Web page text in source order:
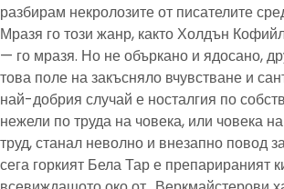
разбирам некролозите от писателите
Мразя го този жанр, както Холдън
— го мразя. Но не объркано и ядосано,
това поле на закъсняло вчувстване и
най-добрия случай е носталгия по
нежели по труда на човека, или човека
труд, станал неволно и внезапно повод
сега горкият Бела Тар е препарираният